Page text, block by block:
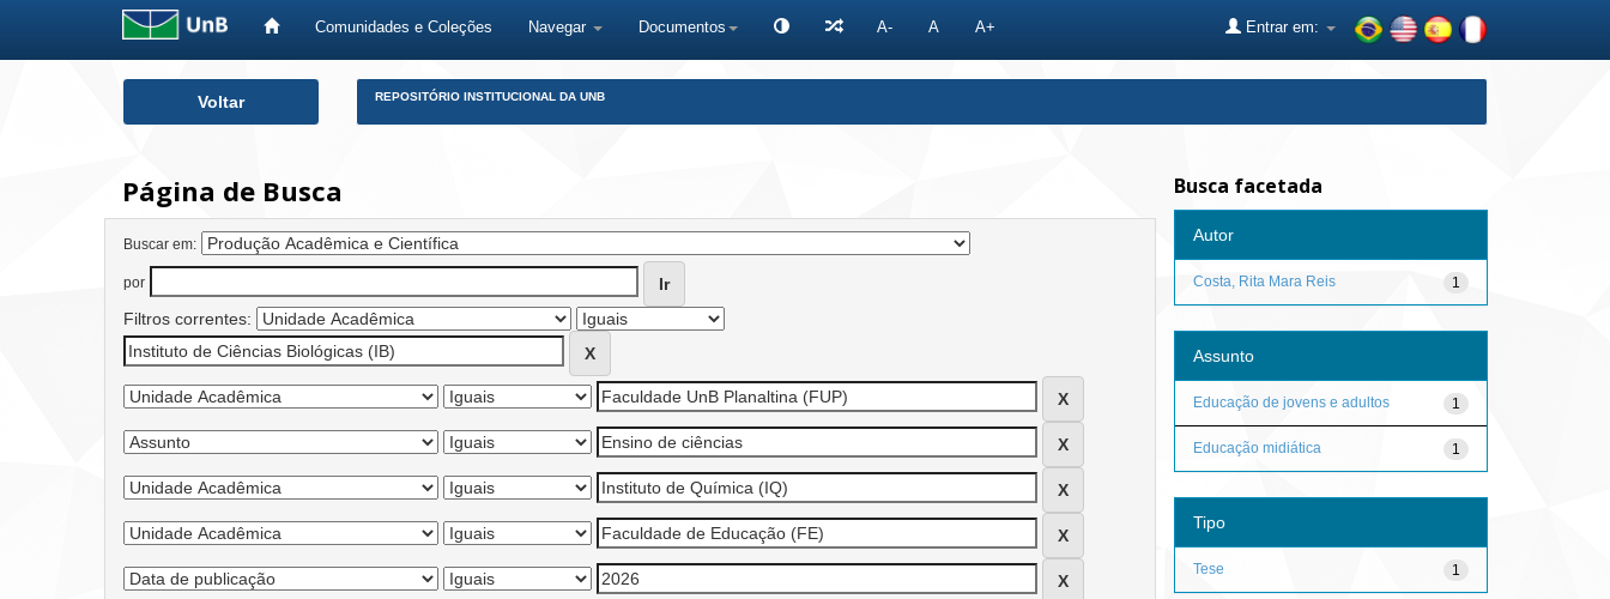
Comunidades e Coleções Navegar Documentos A- A A+ Entrar em:
Voltar REPOSITÓRIO INSTITUCIONAL DA UNB
Página de Busca
Buscar em:
por
Filtros correntes:
Busca facetada
Autor
1
Costa, Rita Mara Reis
Assunto
1
Educação de jovens e adultos
1
Educação midiática
Tipo
1
Tese